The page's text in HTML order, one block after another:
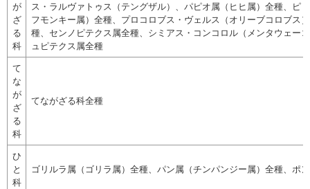
が
ざ
る
科
ス・ラルヴァトゥス（テングザル）、パピオ属（ヒヒ属）全種、ピ
フモンキー属）全種、プロコロブス・ヴェルス（オリーブコロブス
種、センノピテクス属全種、シミアス・コンコロル（メンタウェー
ュピテクス属全種
て
な
が
ざ
る
科
てながざる科全種
ひ
と
科
ゴリルラ属（ゴリラ属）全種、パン属（チンパンジー属）全種、ポ